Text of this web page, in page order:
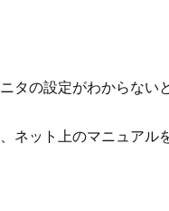
タの設定がわからない
ネット上のマニュアル